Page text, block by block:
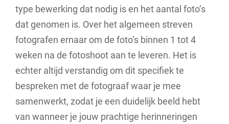
type bewerking dat nodig is en het aantal foto’s
dat genomen is. Over het algemeen streven
fotografen ernaar om de foto’s binnen 1 tot 4
weken na de fotoshoot aan te leveren. Het is
echter altijd verstandig om dit specifiek te
bespreken met de fotograaf waar je mee
samenwerkt, zodat je een duidelijk beeld hebt
van wanneer je jouw prachtige herinneringen